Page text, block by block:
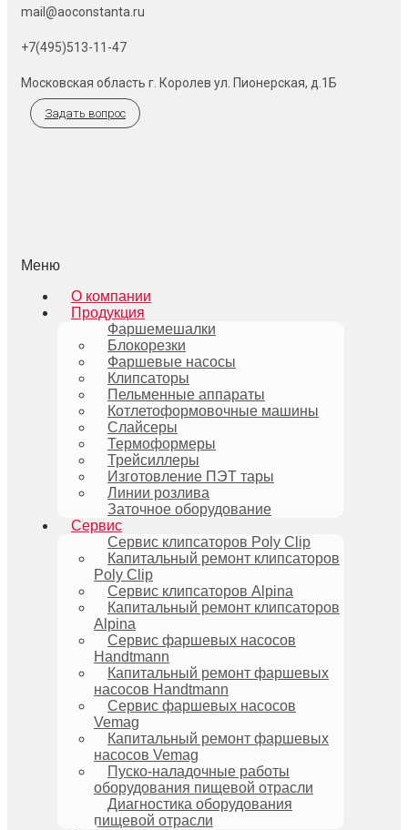
mail@aoconstanta.ru
+7(495)513-11-47
Московская область г. Королев ул. Пионерская, д.1Б
Задать вопрос
Меню
О компании
Продукция
Фаршемешалки
Блокорезки
Фаршевые насосы
Клипсаторы
Пельменные аппараты
Котлетоформовочные машины
Слайсеры
Термоформеры
Трейсиллеры
Изготовление ПЭТ тары
Линии розлива
Заточное оборудование
Сервис
Сервис клипсаторов Poly Clip
Капитальный ремонт клипсаторов
Poly Clip
Сервис клипсаторов Alpina
Капитальный ремонт клипсаторов
Alpina
Сервис фаршевых насосов
Handtmann
Капитальный ремонт фаршевых
насосов Handtmann
Сервис фаршевых насосов
Vemag
Капитальный ремонт фаршевых
насосов Vemag
Пуско-наладочные работы
оборудования пищевой отрасли
Диагностика оборудования
пищевой отрасли